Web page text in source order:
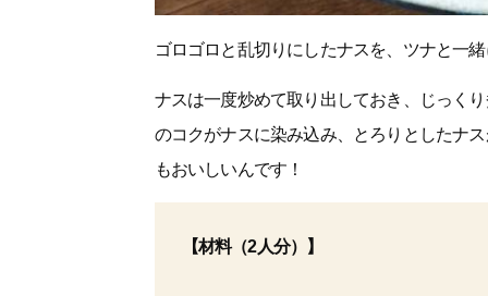
ゴロゴロと乱切りにしたナスを、ツナと一
ナスは一度炒めて取り出しておき、じっく
のコクがナスに染み込み、とろりとしたナ
もおいしいんです！
【材料（2人分） 】